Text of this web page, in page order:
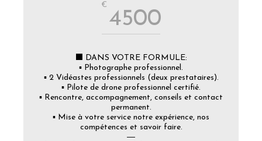
€
4500
⬛ DANS VOTRE FORMULE:
▪️ Photographe professionnel.
▪️ 2 Vidéastes professionnels (deux prestataires).
▪️ Pilote de drone professionnel certifié.
▪️ Rencontre, accompagnement, conseils et contact
permanent.
▪️ Mise à votre service notre expérience, nos
compétences et savoir faire.
―